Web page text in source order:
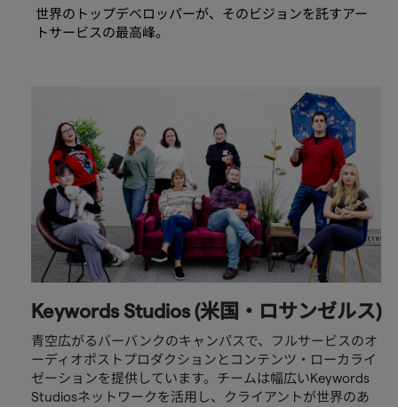
世界のトップデベロッパーが、そのビジョンを託すアー
トサービスの最高峰。
Keywords Studios (米国・ロサンゼルス)
青空広がるバーバンクのキャンパスで、フルサービスのオ
ーディオポストプロダクションとコンテンツ・ローカライ
ゼーションを提供しています。チームは幅広いKeywords
Studiosネットワークを活用し、クライアントが世界のあ